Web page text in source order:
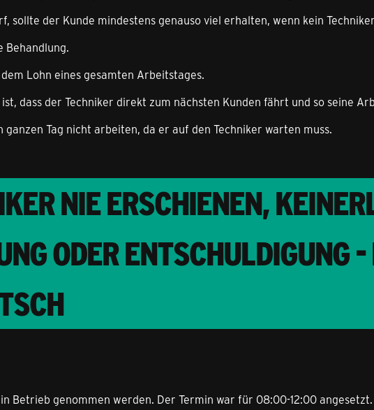
sollte der Kunde mindestens genauso viel erhalten, wenn kein
Behandlung.
Lohn eines gesamten Arbeitstages.
dass der Techniker direkt zum nächsten Kunden fährt und so seine
Tag nicht arbeiten, da er auf den Techniker warten muss.
NIE ERSCHIENEN,
ODER ENTSCHULDIGUNG
Betrieb genommen werden. Der Termin war für 08:00-12:00 angesetzt.